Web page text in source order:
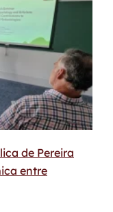
de Pereira
entre